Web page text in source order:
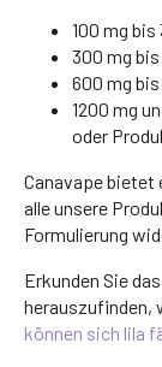
100 mg
300 mg
600 mg
1200 mg
oder
Canavape bietet
alle unsere
Formulierung
Erkunden Sie
herauszufinden,
können sich lila